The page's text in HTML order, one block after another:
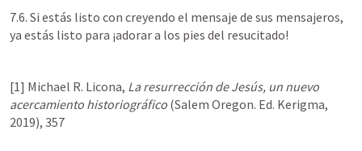
7.6. Si estás listo con creyendo el mensaje de sus mensajeros,
ya estás listo para ¡adorar a los pies del resucitado!
[1] Michael R. Licona, La resurrección de Jesús, un nuevo
acercamiento historiográfico (Salem Oregon. Ed. Kerigma,
2019), 357